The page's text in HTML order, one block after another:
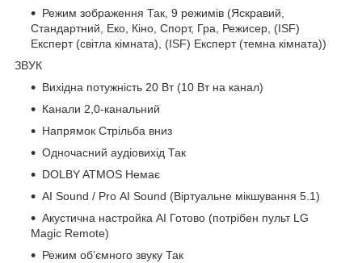
Режим зображення Так, 9 режимів (Яскравий,
Стандартний, Еко, Кіно, Спорт, Гра, Режисер, (ISF)
Експерт (світла кімната), (ISF) Експерт (темна кімната))
ЗВУК
Вихідна потужність 20 Вт (10 Вт на канал)
Канали 2,0-канальний
Напрямок Стрільба вниз
Одночасний аудіовихід Так
DOLBY ATMOS Немає
AI Sound / Pro AI Sound (Віртуальне мікшування 5.1)
Акустична настройка AI Готово (потрібен пульт LG
Magic Remote)
Режим об’ємного звуку Так